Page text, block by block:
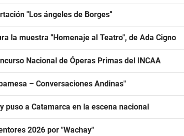
"Los ángeles de Borges"
la muestra "Homenaje al Teatro", de Ada Cigno
Nacional de Óperas Primas del INCAA
– Conversaciones Andinas"
puso a Catamarca en la escena nacional
2026 por "Wachay"